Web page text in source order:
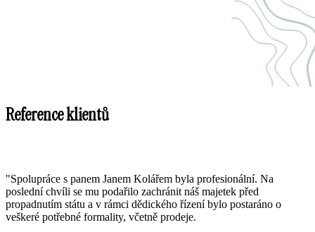
Reference klientů
"Spolupráce s panem Janem Kolářem byla profesionální. Na
poslední chvíli se mu podařilo zachránit náš majetek před
propadnutím státu a v rámci dědického řízení bylo postaráno o
veškeré potřebné formality, včetně prodeje.